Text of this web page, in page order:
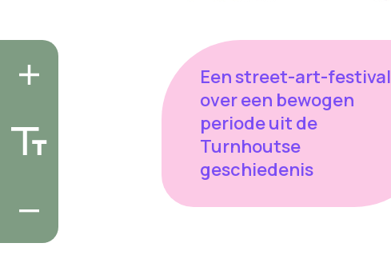
Een street-art-festival
over een bewogen
periode uit de
Turnhoutse
geschiedenis